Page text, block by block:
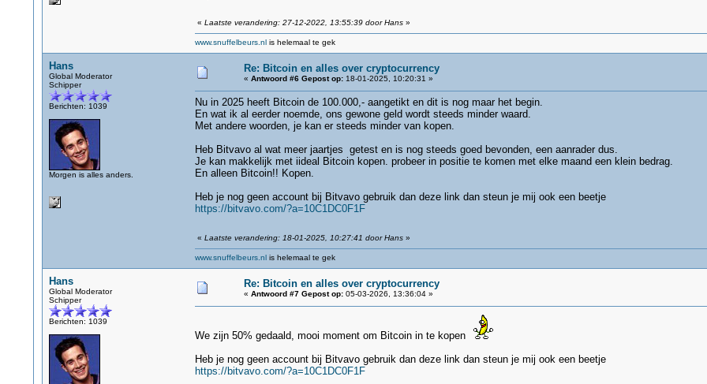
« Laatste verandering: 27-12-2022, 13:55:39 door Hans»
www.snuffelbeurs.nlis helemaal te gek
Hans
Global Moderator
Schipper
Berichten: 1039
Morgen is alles anders.
Re: Bitcoin en alles over cryptocurrency
« Antwoord #6 Gepost op:18-01-2025, 10:20:31 »
Nu in 2025 heeft Bitcoin de 100.000,- aangetikt en dit is nog maar het begin.
En wat ik al eerder noemde, ons gewone geld wordt steeds minder waard.
Met andere woorden, je kan er steeds minder van kopen.
Heb Bitvavo al wat meer jaartjes getest en is nog steeds goed bevonden, een aanrader dus.
Je kan makkelijk met iideal Bitcoin kopen. probeer in positie te komen met elke maand een klein bedrag.
En alleen Bitcoin!! Kopen.
Heb je nog geen account bij Bitvavo gebruik dan deze link dan steun je mij ook een beetje
https://bitvavo.com/?a=10C1DC0F1F
« Laatste verandering: 18-01-2025, 10:27:41 door Hans»
www.snuffelbeurs.nlis helemaal te gek
Hans
Global Moderator
Schipper
Berichten: 1039
Re: Bitcoin en alles over cryptocurrency
« Antwoord #7 Gepost op:05-03-2026, 13:36:04 »
We zijn 50% gedaald, mooi moment om Bitcoin in te kopen
Heb je nog geen account bij Bitvavo gebruik dan deze link dan steun je mij ook een beetje
https://bitvavo.com/?a=10C1DC0F1F